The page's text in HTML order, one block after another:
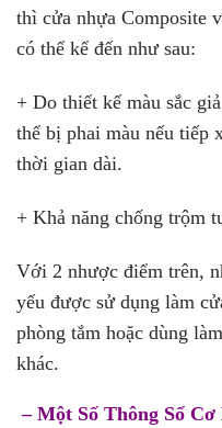
thì cửa nhựa Composite
có thể kể đến như sau:
+ Do thiết kế màu sắc
thể bị phai màu nếu tiếp
thời gian dài.
+ Khả năng chống trộm
Với 2 nhược điểm trên,
yếu được sử dụng làm
phòng tắm hoặc dùng
khác.
– Một Số Thông Số